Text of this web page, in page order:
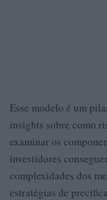
Esse modelo é um
insights sobre como
examinar os
investidores
complexidades dos
estratégias de